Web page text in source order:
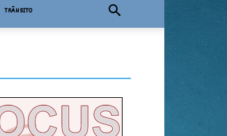
TRÂNSITO